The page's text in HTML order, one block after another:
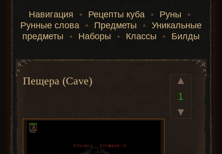
Навигация • Рецепты куба • Руны
•
Рунные слова
• Предметы • Уникальные
предметы
• Наборы • Классы • Билды
▲
1
▼
Пещера (Cave)